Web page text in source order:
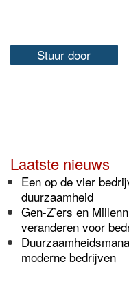
Stuur door
Laatste nieuws
Een op de vier
duurzaamheid
Gen-Z’ers en
veranderen voor
moderne bedrijven